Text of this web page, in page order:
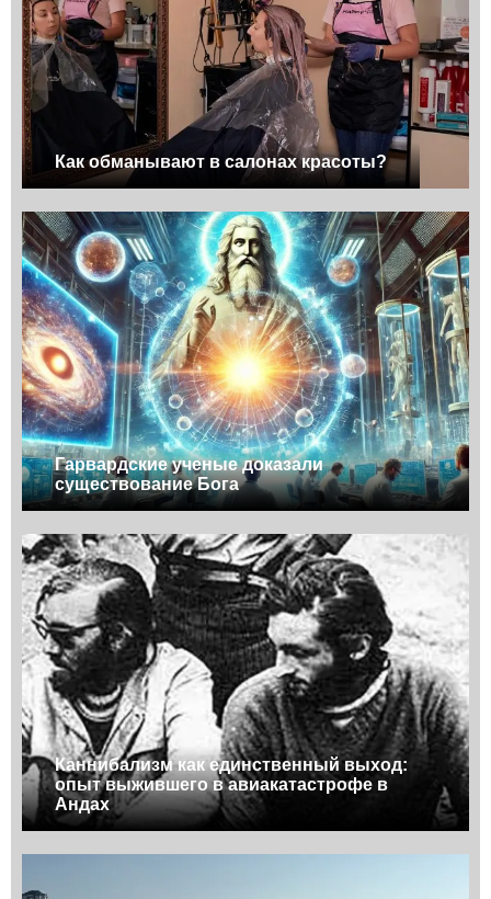
Как обманывают в салонах красоты?
Гарвардские ученые доказали
существование Бога
Каннибализм как единственный выход:
опыт выжившего в авиакатастрофе в
Андах